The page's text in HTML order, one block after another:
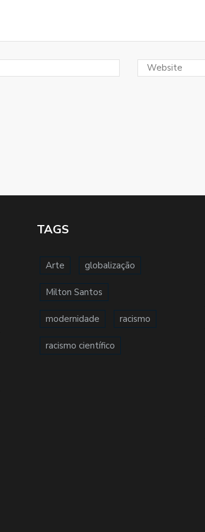
TAGS
Arte globalização
Milton Santos
modernidade racismo
racismo científico